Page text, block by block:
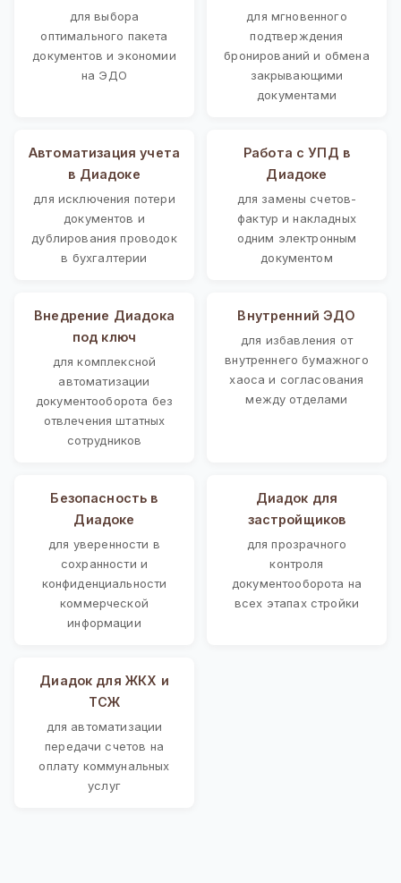
для выбора
оптимального пакета
документов и экономии
на ЭДО
для мгновенного
подтверждения
бронирований и обмена
закрывающими
документами
Автоматизация учета
в Диадоке
для исключения потери
документов и
дублирования проводок
в бухгалтерии
Работа с УПД в
Диадоке
для замены счетов-
фактур и накладных
одним электронным
документом
Внедрение Диадока
под ключ
для комплексной
автоматизации
документооборота без
отвлечения штатных
сотрудников
Внутренний ЭДО
для избавления от
внутреннего бумажного
хаоса и согласования
между отделами
Безопасность в
Диадоке
для уверенности в
сохранности и
конфиденциальности
коммерческой
информации
Диадок для
застройщиков
для прозрачного
контроля
документооборота на
всех этапах стройки
Диадок для ЖКХ и
ТСЖ
для автоматизации
передачи счетов на
оплату коммунальных
услуг